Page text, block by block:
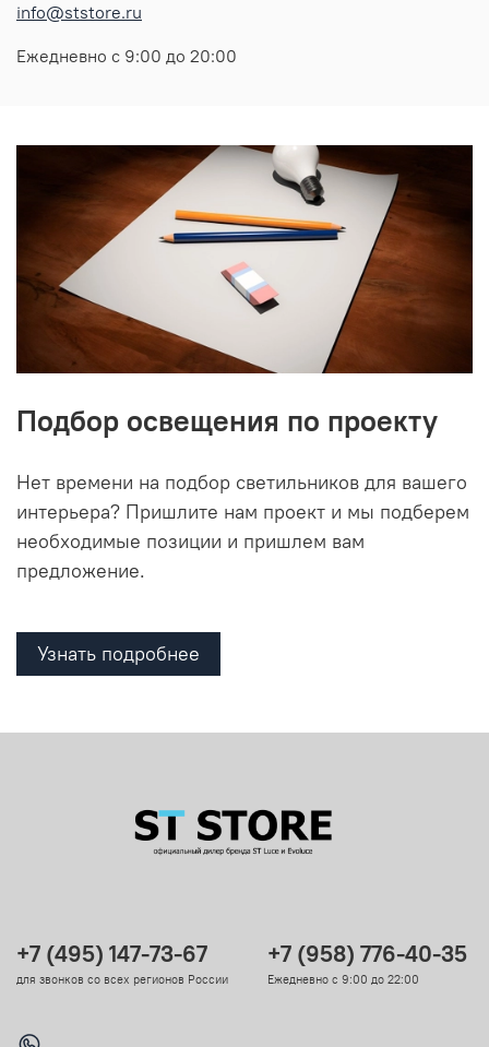
info@ststore.ru
Ежедневно с 9:00 до 20:00
Подбор освещения по проекту
Нет времени на подбор светильников для вашего
интерьера? Пришлите нам проект и мы подберем
необходимые позиции и пришлем вам
предложение.
Узнать подробнее
+7 (495) 147-73-67
для звонков со всех регионов России
+7 (958) 776-40-35
Ежедневно с 9:00 до 22:00